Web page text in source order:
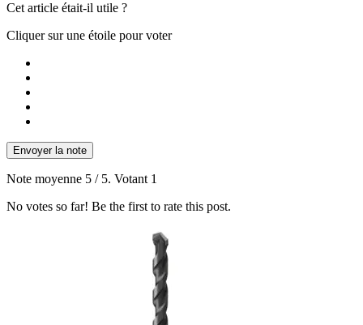
Cet article était-il utile ?
Cliquer sur une étoile pour voter
Envoyer la note
Note moyenne 5 / 5. Votant 1
No votes so far! Be the first to rate this post.